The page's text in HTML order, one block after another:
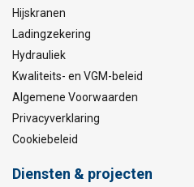
Hijskranen
Ladingzekering
Hydrauliek
Kwaliteits- en VGM-beleid
Algemene Voorwaarden
Privacyverklaring
Cookiebeleid
Diensten & projecten